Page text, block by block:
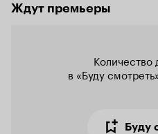
Ждут премьеры
Количество
в «Буду
Буду